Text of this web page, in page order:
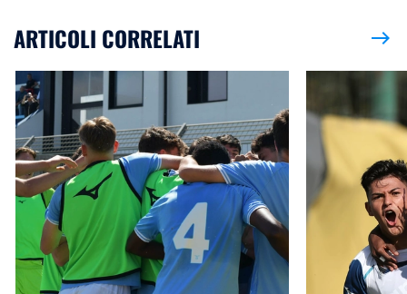
ARTICOLI CORRELATI east